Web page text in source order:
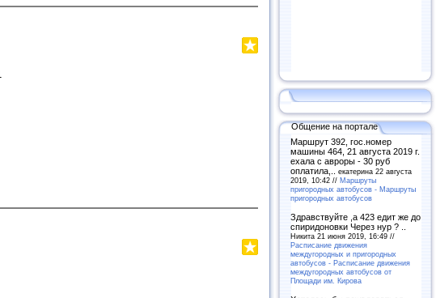
Общение на портале
Маршрут 392, гос.номер
машины 464, 21 августа 2019 г.
ехала с авроры - 30 руб
оплатила,.. екатерина 22 августа
2019, 10:42 // Маршруты
пригородных автобусов - Маршруты
пригородных автобусов
Здравствуйте ,а 423 едит же до
спиридоновки Через нур ? ..
Никита 21 июня 2019, 16:49 //
Расписание движения
междугородных и пригородных
автобусов - Расписание движения
междугородных автобусов от
Площади им. Кирова